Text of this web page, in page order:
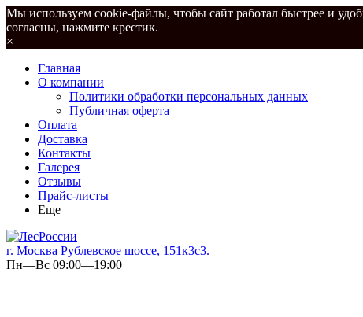
Мы используем cookie-файлы, чтобы сайт работал быстрее и
согласны, нажмите крестик.
×
Главная
О компании
Политики обработки персональных данных
Публичная оферта
Оплата
Доставка
Контакты
Галерея
Отзывы
Прайс-листы
Еще
г. Москва Рублевское шоссе, 151к3с3.
Пн—Вс 09:00—19:00